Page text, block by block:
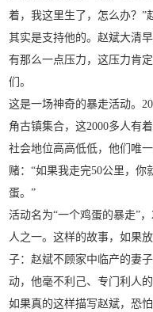
着，我这里生了，怎么办？”
其实是支持他的。赵斌大清
有那么一点压力，这压力肯
们。
这是一场神奇的暴走活动。
角古镇集合，这2000多人有
社会地位高高低低，他们唯
赌：“如果我走完50公里，
蛋。”
活动名为“一个鸡蛋的暴走”
人之一。这样的故事，如果
子：赵斌不顾家中临产的妻
动，他毫不利己、专门利人
如果真的这样描写赵斌，恐